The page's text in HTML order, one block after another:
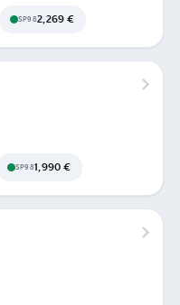
SP982,269 €
SP981,990 €